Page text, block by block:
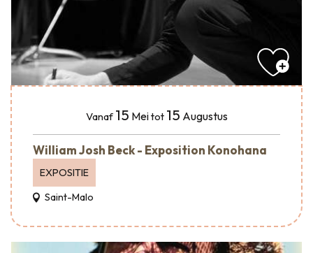
Vanaf 15 Meitot 15 Augustus
William Josh Beck - Exposition Konohana
EXPOSITIE
Saint-Malo